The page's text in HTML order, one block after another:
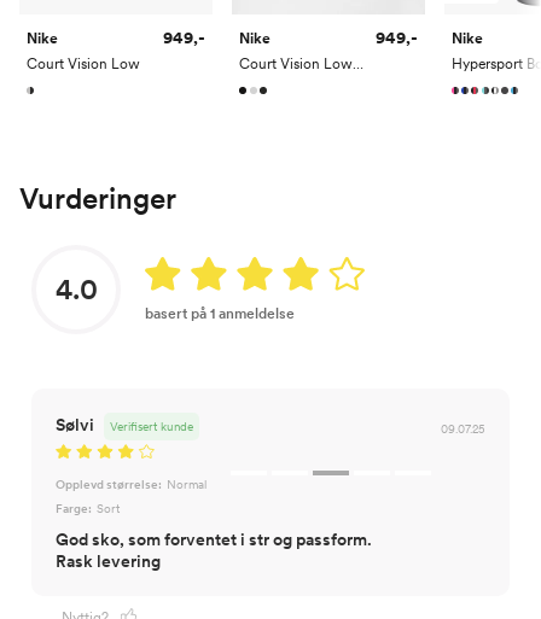
Nike
Court Vision Low
949,-
Nike
Court Vision Low Next Nature
949,- Nike
Vurderinger
4.0
basert på 1 anmeldelse
Sølvi 09.07.25
Verifisert kunde
Opplevd størrelse: Normal
Farge: Sort
God sko, som forventet i str og passform.
Rask levering